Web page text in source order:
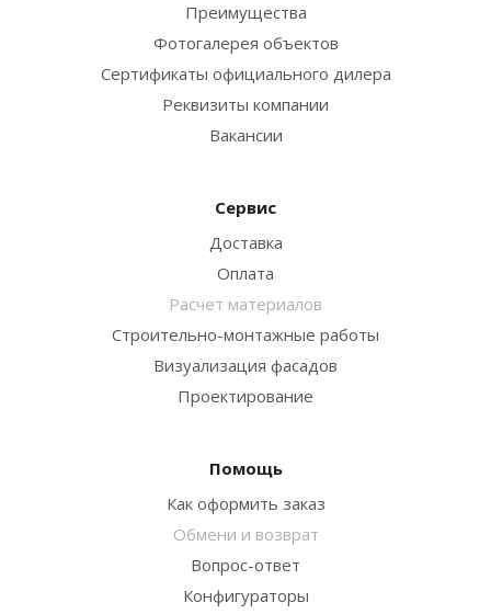
Преимущества
Фотогалерея объектов
Сертификаты официального дилера
Реквизиты компании
Вакансии
Сервис
Доставка
Оплата
Расчет материалов
Строительно-монтажные работы
Визуализация фасадов
Проектирование
Помощь
Как оформить заказ
Обмени и возврат
Вопрос-ответ
Конфигураторы